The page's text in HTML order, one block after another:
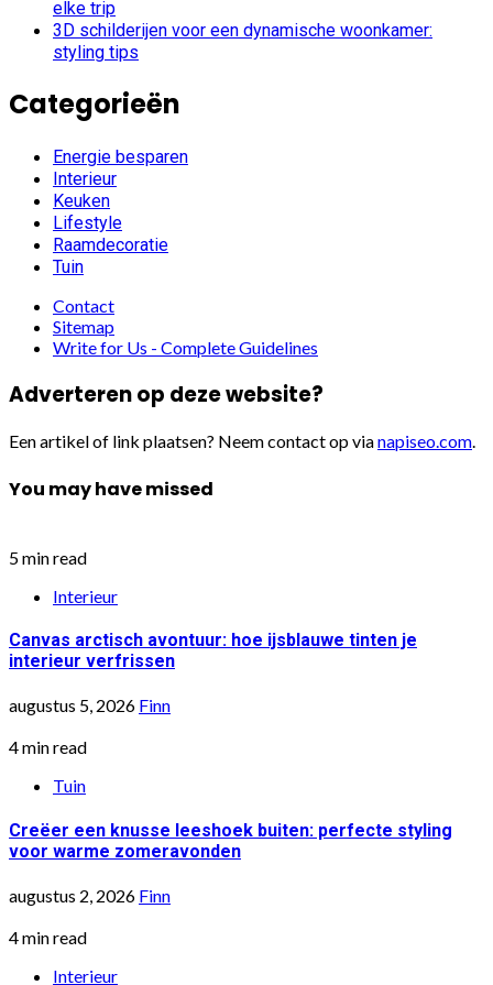
elke trip
3D schilderijen voor een dynamische woonkamer:
styling tips
Categorieën
Energie besparen
Interieur
Keuken
Lifestyle
Raamdecoratie
Tuin
Contact
Sitemap
Write for Us - Complete Guidelines
Adverteren op deze website?
Een artikel of link plaatsen? Neem contact op vianapiseo.com.
You may have missed
5 min read
Interieur
Canvas arctisch avontuur: hoe ijsblauwe tinten je
interieur verfrissen
augustus 5, 2026 Finn
4 min read
Tuin
Creëer een knusse leeshoek buiten: perfecte styling
voor warme zomeravonden
augustus 2, 2026 Finn
4 min read
Interieur